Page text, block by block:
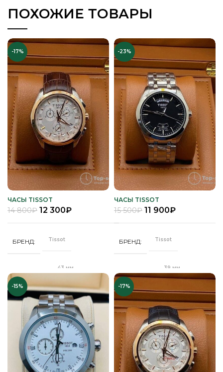
ПОХОЖИЕ ТОВАРЫ
-17%
ЧАСЫ TISSOT
14 800₽ 12 300₽
БРЕНД Tissot
43 мм
ЗАСТЕЖКА Клипса
КОРПУС
Качественная
часовая сталь
МЕХАНИЗМ Кварц
-23%
ЧАСЫ TISSOT
15 500₽ 11 900₽
БРЕНД Tissot
39 мм
ЗАСТЕЖКА "Бабочка"
КОРПУС
Качественная
часовая сталь
МЕХАНИЗМ Кварц
-15% -17%